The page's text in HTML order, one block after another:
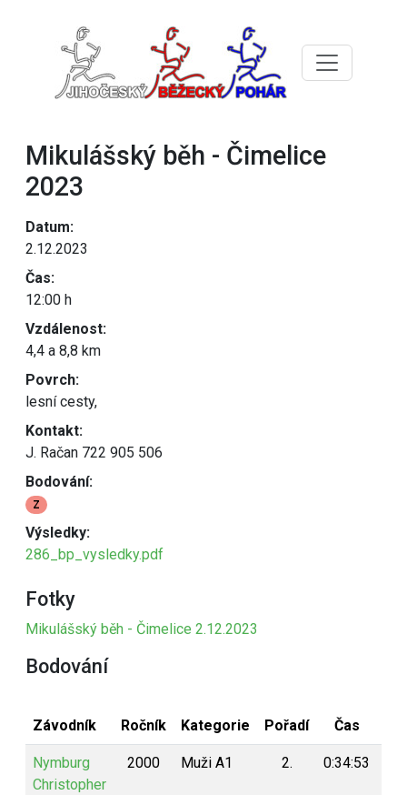
Mikulášský běh - Čimelice
2023
Datum:
2.12.2023
Čas:
12:00 h
Vzdálenost:
4,4 a 8,8 km
Povrch:
lesní cesty,
Kontakt:
J. Račan 722 905 506
Bodování:
Z
Výsledky:
286_bp_vysledky.pdf
Fotky
Mikulášský běh - Čimelice 2.12.2023
Bodování
Závodník Ročník Kategorie Pořadí Čas
Nymburg
Christopher
2000 Muži A1 2. 0:34:53